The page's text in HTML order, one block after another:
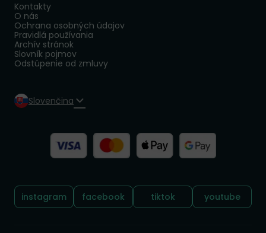
Kontakty
O nás
Ochrana osobných údajov
Pravidlá používania
Archív stránok
Slovník pojmov
Odstúpenie od zmluvy
Slovenčina
Sledujte nás:
instagram facebook tiktok youtube